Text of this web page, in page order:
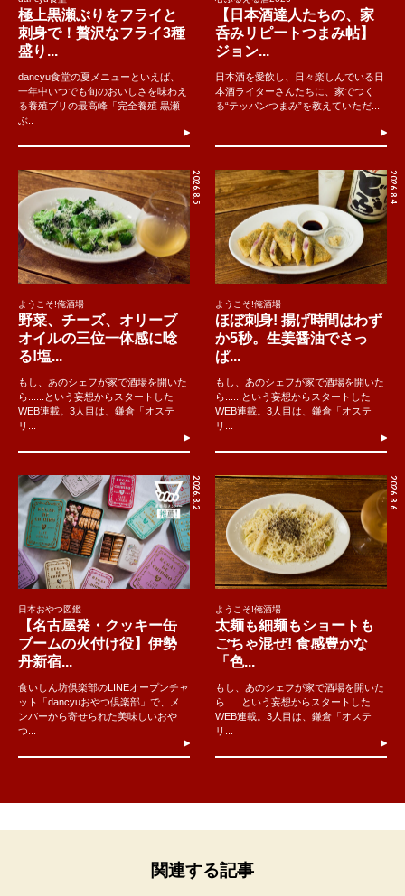
極上黒瀬ぶりをフライと
刺身で！贅沢なフライ3種
盛り...
dancyu食堂の夏メニューといえば、
一年中いつでも旬のおいしさを味わえ
る養殖ブリの最高峰「完全養殖 黒瀬
ぶ..
【日本酒達人たちの、家
呑みリピートつまみ帖】
ジョン...
日本酒を愛飲し、日々楽しんでいる日
本酒ライターさんたちに、家でつく
る“テッパンつまみ”を教えていただ...
2026.8.5
ようこそ!俺酒場
野菜、チーズ、オリーブ
オイルの三位一体感に唸
る!塩...
もし、あのシェフが家で酒場を開いた
ら......という妄想からスタートした
WEB連載。3人目は、鎌倉「オステ
リ...
2026.8.4
ようこそ!俺酒場
ほぼ刺身! 揚げ時間はわず
か5秒。生姜醤油でさっ
ぱ...
もし、あのシェフが家で酒場を開いた
ら......という妄想からスタートした
WEB連載。3人目は、鎌倉「オステ
リ...
2026.8.2
日本おやつ図鑑
【名古屋発・クッキー缶
ブームの火付け役】伊勢
丹新宿...
食いしん坊倶楽部のLINEオープンチャ
ット「dancyuおやつ倶楽部」で、メ
ンバーから寄せられた美味しいおや
つ...
2026.8.6
ようこそ!俺酒場
太麺も細麺もショートも
ごちゃ混ぜ! 食感豊かな
「色...
もし、あのシェフが家で酒場を開いた
ら......という妄想からスタートした
WEB連載。3人目は、鎌倉「オステ
リ...
関連する記事